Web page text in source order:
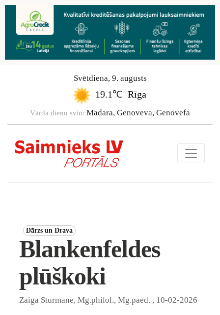
Svētdiena, 9. augusts
19.1℃ Rīga
Vārda dienu svin: Madara, Genoveva, Genovefa
Dārzs un Drava
Blankenfeldes
plūškoki
Zaiga Stūrmane, Mg.philol., Mg.paed. , 10-02-2026